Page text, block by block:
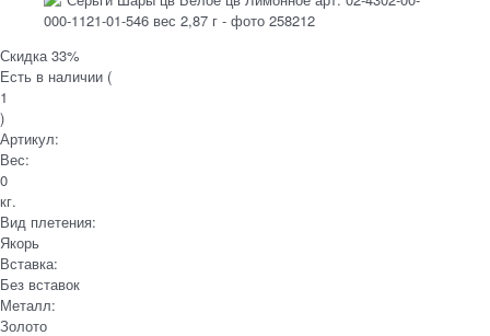
Скидка 33%
Есть в наличии (
1
)
Артикул:
Вес:
0
кг.
Вид плетения:
Якорь
Вставка:
Без вставок
Металл:
Золото